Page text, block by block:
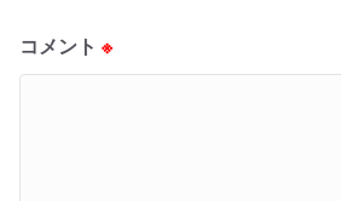
コメント ※